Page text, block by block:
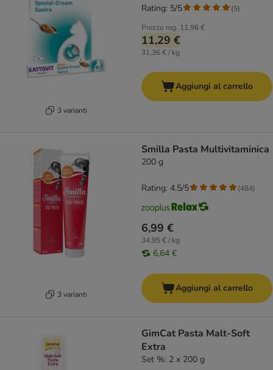
3 varianti
Prezzo reg. 11,96 €
11,29 €
31,36 € / kg
Rating: 5/5 (5)
Aggiungi al carrello
3 varianti
Smilla Pasta Multivitaminica
200 g
6,99 €
34,95 € / kg
6,64 €
Rating: 4.5/5 (484)
Aggiungi al carrello
GimCat Pasta Malt-Soft
Extra
Set %: 2 x 200 g